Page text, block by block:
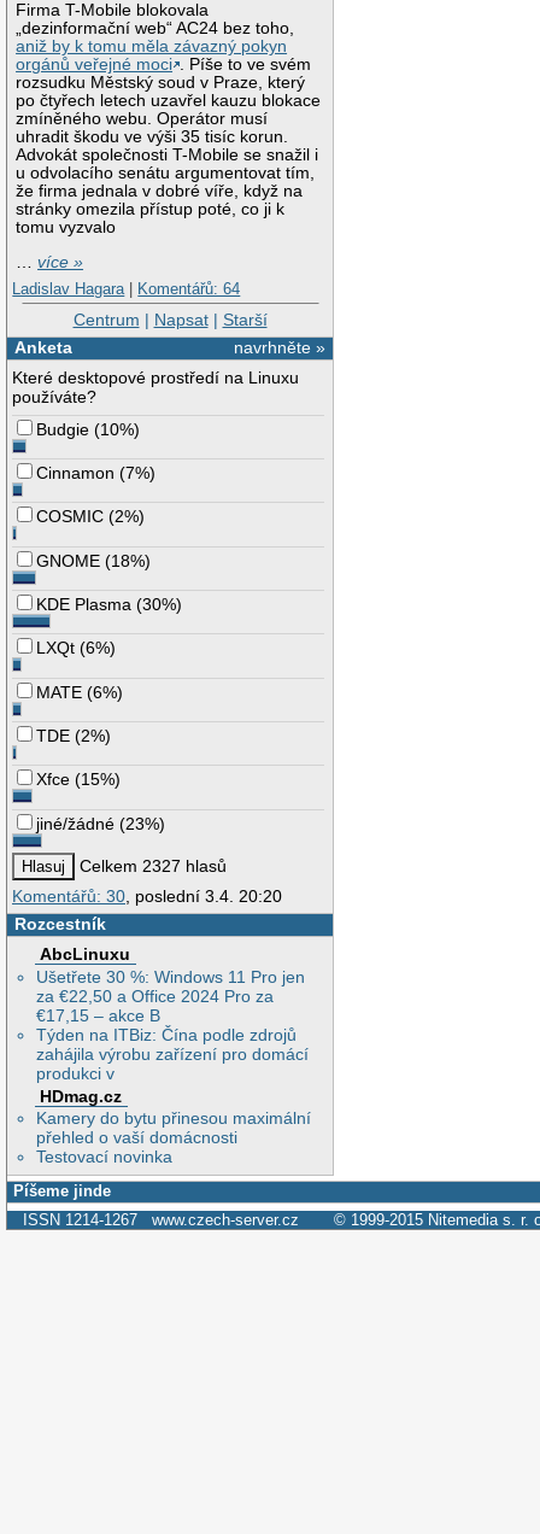
Firma T-Mobile blokovala
„dezinformační web“ AC24 bez toho,
aniž by k tomu měla závazný pokyn
orgánů veřejné moci . Píše to ve svém
rozsudku Městský soud v Praze, který
po čtyřech letech uzavřel kauzu blokace
zmíněného webu. Operátor musí
uhradit škodu ve výši 35 tisíc korun.
Advokát společnosti T-Mobile se snažil i
u odvolacího senátu argumentovat tím,
že firma jednala v dobré víře, když na
stránky omezila přístup poté, co ji k
tomu vyzvalo
…více »
Ladislav Hagara | Komentářů: 64
Centrum | Napsat| Starší
navrhněte »
Anketa
Které desktopové prostředí na Linuxu
používáte?
Budgie (10%)
Cinnamon (7%)
COSMIC (2%)
GNOME (18%)
KDE Plasma (30%)
LXQt (6%)
MATE (6%)
TDE (2%)
Xfce (15%)
jiné/žádné (23%)
Celkem 2327 hlasů
Komentářů: 30, poslední 3.4. 20:20
Rozcestník
AbcLinuxu
Ušetřete 30 %: Windows 11 Pro jen
za €22,50 a Office 2024 Pro za
€17,15 – akce B
Týden na ITBiz: Čína podle zdrojů
zahájila výrobu zařízení pro domácí
produkci v
HDmag.cz
Kamery do bytu přinesou maximální
přehled o vaší domácnosti
Testovací novinka
Píšeme jinde
ISSN 1214-1267 www.czech-server.cz © 1999-2015 Nitemedia s. r.